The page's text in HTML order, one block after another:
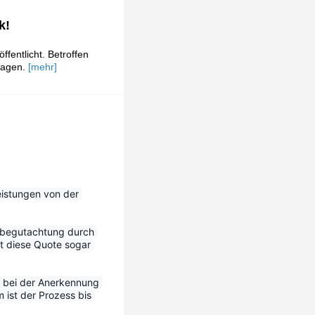
Betroffen
[mehr]
von der
durch
diese Quote sogar
der Anerkennung
ist der Prozess bis